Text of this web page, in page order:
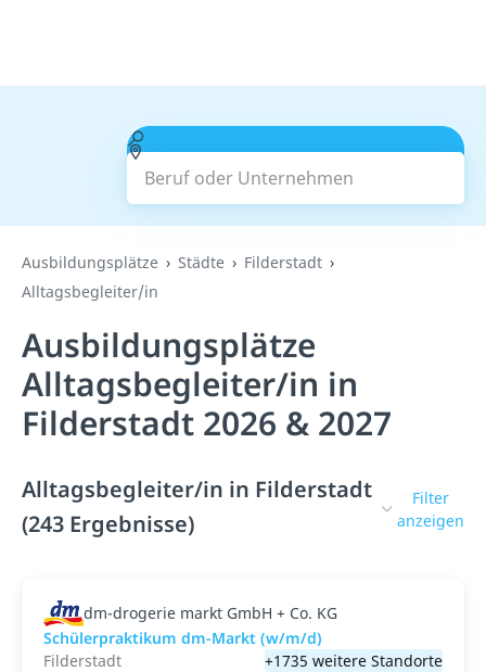
Beruf oder Unternehmen
Suchen
Ausbildungsplätze Städte
Filderstadt
Alltagsbegleiter/in
Ausbildungsplätze
Alltagsbegleiter/in in
Filderstadt 2026 & 2027
Alltagsbegleiter/in in Filderstadt
(243 Ergebnisse)
Filter
anzeigen
dm-drogerie markt GmbH + Co. KG
Schülerpraktikum dm-Markt (w/m/d)
Filderstadt
+1735 weitere Standorte